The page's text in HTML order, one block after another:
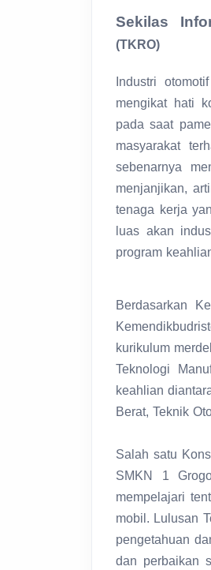
Sekilas
(TKRO)
Industri
mengikat hati
pada saat
masyarakat
sebenarnya
menjanjikan,
tenaga kerja
luas akan
program
Berdasarkan
kurikulum
Teknologi
keahlian
Berat, Teknik
Salah satu
SMKN 1
mempelajari
mobil. Lulusan
pengetahuan
dan perbaikan